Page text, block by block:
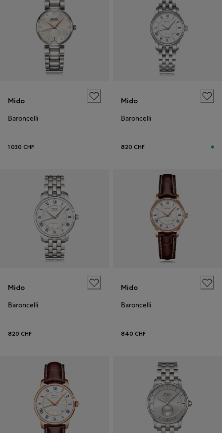
Mido
Baroncelli
1 030 CHF
Mido
Baroncelli
820 CHF
Mido
Baroncelli
820 CHF
Mido
Baroncelli
840 CHF